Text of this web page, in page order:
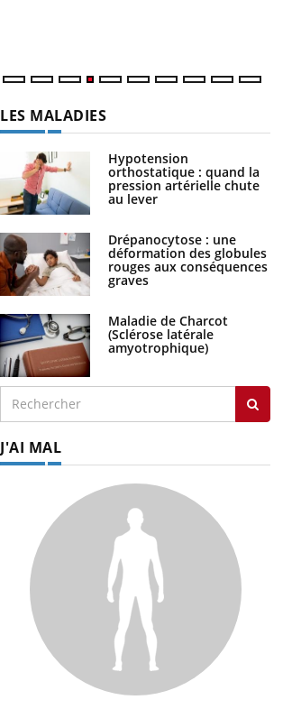
LES MALADIES
Hypotension
orthostatique : quand la
pression artérielle chute
au lever
Drépanocytose : une
déformation des globules
rouges aux conséquences
graves
Maladie de Charcot
(Sclérose latérale
amyotrophique)
J'AI MAL